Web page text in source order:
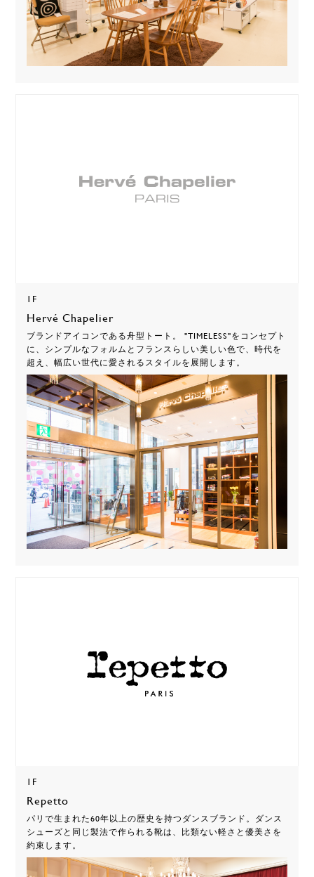
1F
Hervé Chapelier
ブランドアイコンである舟型トート。 "TIMELESS"をコンセプト
に、シンプルなフォルムとフランスらしい美しい色で、時代を
超え、幅広い世代に愛されるスタイルを展開します。
1F
Repetto
パリで生まれた60年以上の歴史を持つダンスブランド。ダンス
シューズと同じ製法で作られる靴は、比類ない軽さと優美さを
約束します。